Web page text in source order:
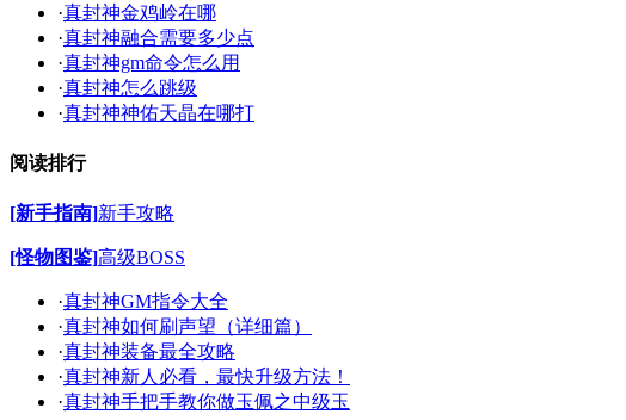
·真封神金鸡岭在哪
·真封神融合需要多少点
·真封神gm命令怎么用
·真封神怎么跳级
·真封神神佑天晶在哪打
阅读排行
[新手指南]新手攻略
[怪物图鉴]高级BOSS
·真封神GM指令大全
·真封神如何刷声望（详细篇）
·真封神装备最全攻略
·真封神新人必看，最快升级方法！
·真封神手把手教你做玉佩之中级玉